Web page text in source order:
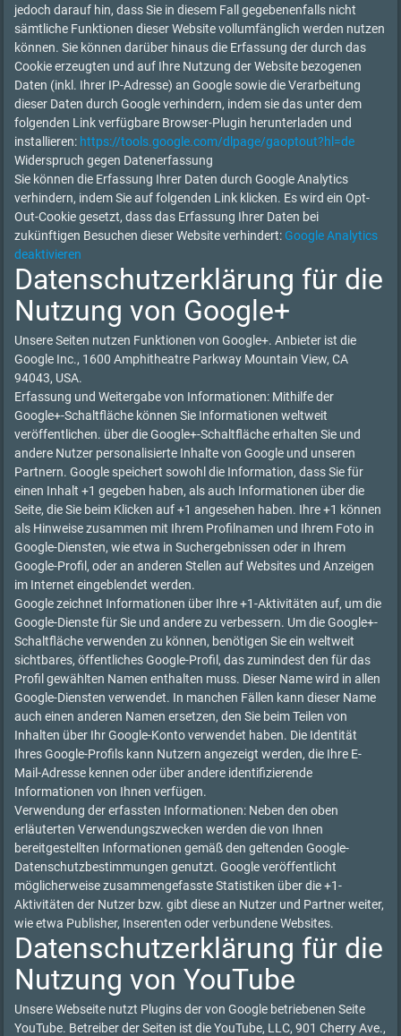
jedoch darauf hin, dass Sie in diesem Fall gegebenenfalls nicht
sämtliche Funktionen dieser Website vollumfänglich werden nutzen
können. Sie können darüber hinaus die Erfassung der durch das
Cookie erzeugten und auf Ihre Nutzung der Website bezogenen
Daten (inkl. Ihrer IP-Adresse) an Google sowie die Verarbeitung
dieser Daten durch Google verhindern, indem sie das unter dem
folgenden Link verfügbare Browser-Plugin herunterladen und
installieren: https://tools.google.com/dlpage/gaoptout?hl=de
Widerspruch gegen Datenerfassung
Sie können die Erfassung Ihrer Daten durch Google Analytics
verhindern, indem Sie auf folgenden Link klicken. Es wird ein Opt-
Out-Cookie gesetzt, dass das Erfassung Ihrer Daten bei
zukünftigen Besuchen dieser Website verhindert: Google Analytics
deaktivieren
Datenschutzerklärung für die
Nutzung von Google+
Unsere Seiten nutzen Funktionen von Google+. Anbieter ist die
Google Inc., 1600 Amphitheatre Parkway Mountain View, CA
94043, USA.
Erfassung und Weitergabe von Informationen: Mithilfe der
Google+-Schaltfläche können Sie Informationen weltweit
veröffentlichen. über die Google+-Schaltfläche erhalten Sie und
andere Nutzer personalisierte Inhalte von Google und unseren
Partnern. Google speichert sowohl die Information, dass Sie für
einen Inhalt +1 gegeben haben, als auch Informationen über die
Seite, die Sie beim Klicken auf +1 angesehen haben. Ihre +1 können
als Hinweise zusammen mit Ihrem Profilnamen und Ihrem Foto in
Google-Diensten, wie etwa in Suchergebnissen oder in Ihrem
Google-Profil, oder an anderen Stellen auf Websites und Anzeigen
im Internet eingeblendet werden.
Google zeichnet Informationen über Ihre +1-Aktivitäten auf, um die
Google-Dienste für Sie und andere zu verbessern. Um die Google+-
Schaltfläche verwenden zu können, benötigen Sie ein weltweit
sichtbares, öffentliches Google-Profil, das zumindest den für das
Profil gewählten Namen enthalten muss. Dieser Name wird in allen
Google-Diensten verwendet. In manchen Fällen kann dieser Name
auch einen anderen Namen ersetzen, den Sie beim Teilen von
Inhalten über Ihr Google-Konto verwendet haben. Die Identität
Ihres Google-Profils kann Nutzern angezeigt werden, die Ihre E-
Mail-Adresse kennen oder über andere identifizierende
Informationen von Ihnen verfügen.
Verwendung der erfassten Informationen: Neben den oben
erläuterten Verwendungszwecken werden die von Ihnen
bereitgestellten Informationen gemäß den geltenden Google-
Datenschutzbestimmungen genutzt. Google veröffentlicht
möglicherweise zusammengefasste Statistiken über die +1-
Aktivitäten der Nutzer bzw. gibt diese an Nutzer und Partner weiter,
wie etwa Publisher, Inserenten oder verbundene Websites.
Datenschutzerklärung für die
Nutzung von YouTube
Unsere Webseite nutzt Plugins der von Google betriebenen Seite
YouTube. Betreiber der Seiten ist die YouTube, LLC, 901 Cherry Ave.,